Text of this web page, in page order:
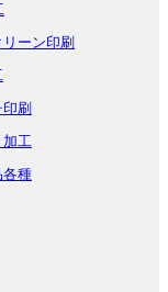
ーン印刷
刷
加工
各種